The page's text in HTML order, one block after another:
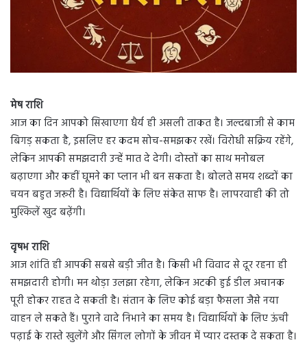
मेष राशि
आज का दिन आपको सिखाएगा धैर्य ही असली ताकत है। जल्दबाजी से काम
बिगड़ सकता है, इसलिए हर कदम सोच-समझकर रखें। विरोधी सक्रिय रहेंगे,
लेकिन आपकी समझदारी उन्हें मात दे देगी। दोस्तों का साथ मनोबल
बढ़ाएगा और कहीं घूमने का प्लान भी बन सकता है। बोलते समय शब्दों का
चयन बहुत जरूरी है। विद्यार्थियों के लिए संकेत साफ है। लापरवाही की तो
मुश्किलें खुद बढ़ेंगी।
वृषभ राशि
आज शांति ही आपकी सबसे बड़ी जीत है। किसी भी विवाद से दूर रहना ही
समझदारी होगी। मन थोड़ा उलझा रहेगा, लेकिन अटकी हुई डील अचानक
पूरी होकर राहत दे सकती है। संतान के लिए कोई बड़ा फैसला जैसे नया
वाहन ले सकते हैं। पुराने वादे निभाने का समय है। विद्यार्थियों के लिए ऊंची
पढ़ाई के रास्ते खुलेंगे और सिंगल लोगों के जीवन में प्यार दस्तक दे सकता है।